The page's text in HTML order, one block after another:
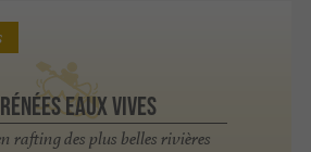
Eaux Vives
rafting des plus belles rivières